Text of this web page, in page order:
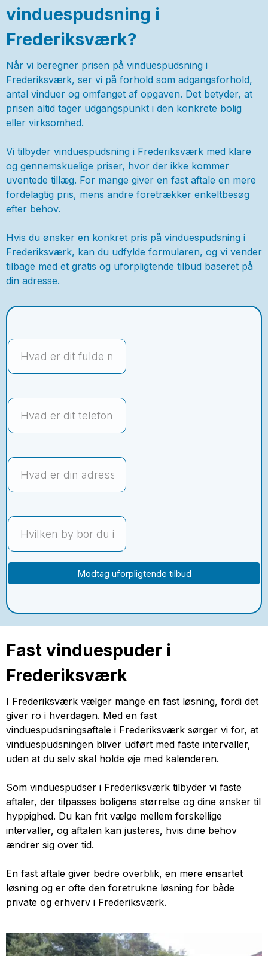
vinduespudsning i
Frederiksværk?
Når vi beregner prisen på vinduespudsning i
Frederiksværk, ser vi på forhold som adgangsforhold,
antal vinduer og omfanget af opgaven. Det betyder, at
prisen altid tager udgangspunkt i den konkrete bolig
eller virksomhed.
Vi tilbyder vinduespudsning i Frederiksværk med klare
og gennemskuelige priser, hvor der ikke kommer
uventede tillæg. For mange giver en fast aftale en mere
fordelagtig pris, mens andre foretrækker enkeltbesøg
efter behov.
Hvis du ønsker en konkret pris på vinduespudsning i
Frederiksværk, kan du udfylde formularen, og vi vender
tilbage med et gratis og uforpligtende tilbud baseret på
din adresse.
Modtag uforpligtende tilbud
Fast vinduespuder i
Frederiksværk
I Frederiksværk vælger mange en fast løsning, fordi det
giver ro i hverdagen. Med en fast
vinduespudsningsaftale i Frederiksværk sørger vi for, at
vinduespudsningen bliver udført med faste intervaller,
uden at du selv skal holde øje med kalenderen.
Som vinduespudser i Frederiksværk tilbyder vi faste
aftaler, der tilpasses boligens størrelse og dine ønsker til
hyppighed. Du kan frit vælge mellem forskellige
intervaller, og aftalen kan justeres, hvis dine behov
ændrer sig over tid.
En fast aftale giver bedre overblik, en mere ensartet
løsning og er ofte den foretrukne løsning for både
private og erhverv i Frederiksværk.